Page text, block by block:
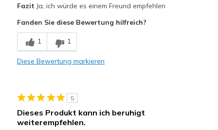
Comfortable
Durable
Not breathable
Width
Feels true to width
Fazit Ja, ich würde es einem Freund empfehlen
Fanden Sie diese Bewertung hilfreich?
1 1
Diese Bewertung markieren
5
Dieses Produkt kann ich beruhigt
weiterempfehlen.